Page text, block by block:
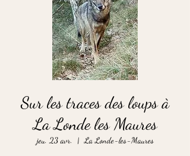
Sur les traces des loups à
La Londe les Maures
jeu. 23 avr.
  |
La Londe-les-Maures